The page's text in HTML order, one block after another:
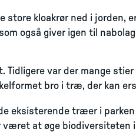
store kloakrør ned i jorden,
også giver igen til
Tidligere var der mange
bro i træ, der kan
eksisterende træer i
at øge biodiversiteten